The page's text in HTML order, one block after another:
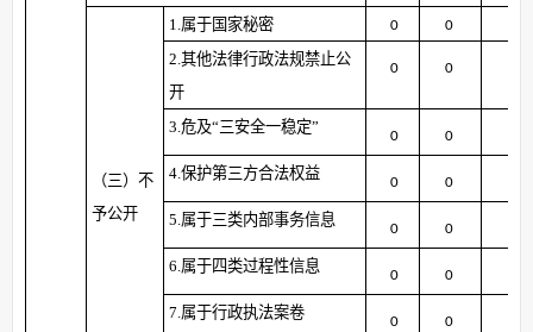
（三）不
予公开
1.属于国家秘密 0 0
2.其他法律行政法规禁止公
开
0 0
3.危及“三安全一稳定”
0 0
4.保护第三方合法权益
0 0
5.属于三类内部事务信息
0 0
6.属于四类过程性信息
0 0
7.属于行政执法案卷
0 0